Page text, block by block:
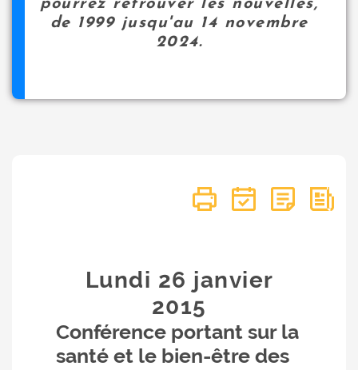
pourrez retrouver les nouvelles,
de 1999 jusqu'au 14 novembre
2024.
Lundi 26 janvier
2015
Conférence portant sur la
santé et le bien-être des